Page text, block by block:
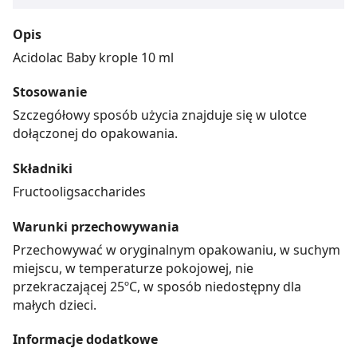
Opis
Acidolac Baby krople 10 ml
Stosowanie
Szczegółowy sposób użycia znajduje się w ulotce
dołączonej do opakowania.
Składniki
Fructooligsaccharides
Warunki przechowywania
Przechowywać w oryginalnym opakowaniu, w suchym
miejscu, w temperaturze pokojowej, nie
przekraczającej 25ºC, w sposób niedostępny dla
małych dzieci.
Informacje dodatkowe